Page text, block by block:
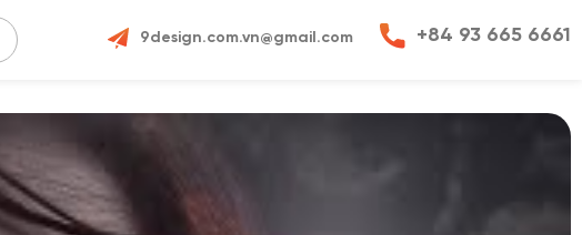
9design.com.vn@gmail.com +84 93 665 6661